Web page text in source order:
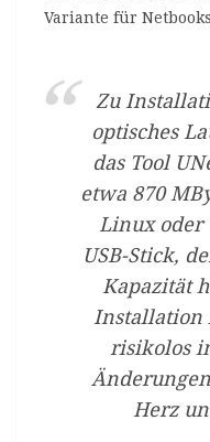
Variante für Netbooks
Zu
optisches
das Tool
etwa 870
Linux oder
USB-Stick,
Kapazität
Installation
risikolos
Herz